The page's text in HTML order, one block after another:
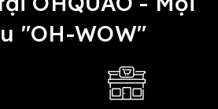
"OH-WOW"